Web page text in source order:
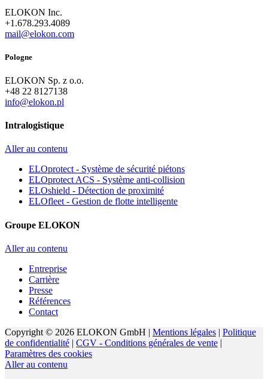
ELOKON Inc.
+1.678.293.4089
mail@elokon.com
Pologne
ELOKON Sp. z o.o.
+48 22 8127138
info@elokon.pl
Intralogistique
Aller au contenu
ELOprotect - Système de sécurité piétons
ELOprotect ACS - Système anti-collision
ELOshield - Détection de proximité
ELOfleet - Gestion de flotte intelligente
Groupe ELOKON
Aller au contenu
Entreprise
Carrière
Presse
Références
Contact
Copyright © 2026 ELOKON GmbH | Mentions légales | Politique
de confidentialité | CGV - Conditions générales de vente |
Paramètres des cookies
Aller au contenu